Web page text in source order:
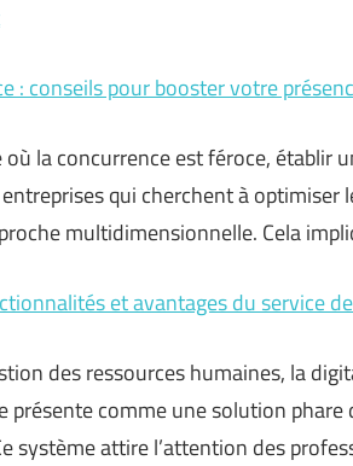
: conseils pour booster votre
où la concurrence est féroce,
qui cherchent à
multidimensionnelle. Cela
et avantages du service
des ressources humaines, la
présente comme une solution
système attire l’attention des